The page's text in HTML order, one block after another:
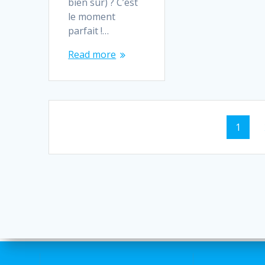
le moment
parfait !…
Read more
Page
1